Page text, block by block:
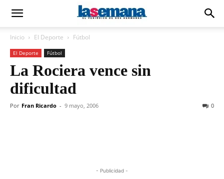
Inicio El Deporte Fútbol
El Deporte Fútbol
La Rociera vence sin
dificultad
Por Fran Ricardo - 9 mayo, 2006 0
- Publicidad -